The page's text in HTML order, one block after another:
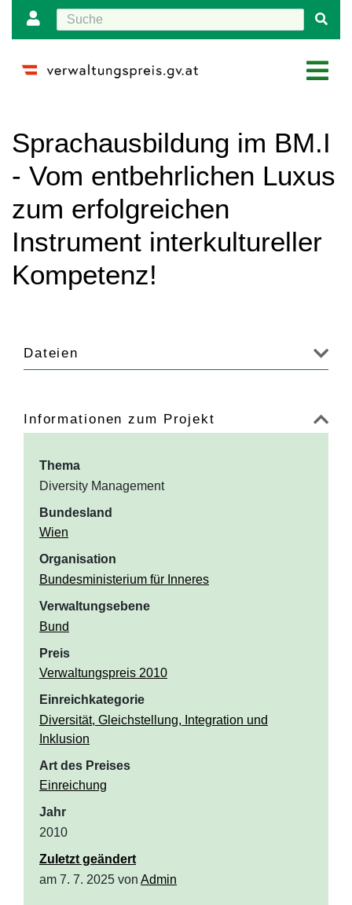
Sprachausbildung im BM.I
- Vom entbehrlichen Luxus
zum erfolgreichen
Instrument interkultureller
Kompetenz!
Dateien
Informationen zum Projekt
Thema
Diversity Management
Bundesland
Wien
Organisation
Bundesministerium für Inneres
Verwaltungsebene
Bund
Preis
Verwaltungspreis 2010
Einreichkategorie
Diversität, Gleichstellung, Integration und
Inklusion
Art des Preises
Einreichung
Jahr
2010
Zuletzt geändert
am 7. 7. 2025 von Admin